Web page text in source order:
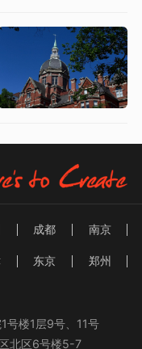
成都 南京
东京 郑州
号楼1层9号、11号
北区6号楼5-7